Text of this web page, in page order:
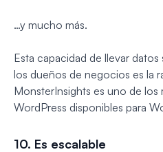
…y mucho más.
Esta capacidad de llevar
los dueños de negocios es la
MonsterInsights es uno de los
WordPress disponibles para
10. Es escalable